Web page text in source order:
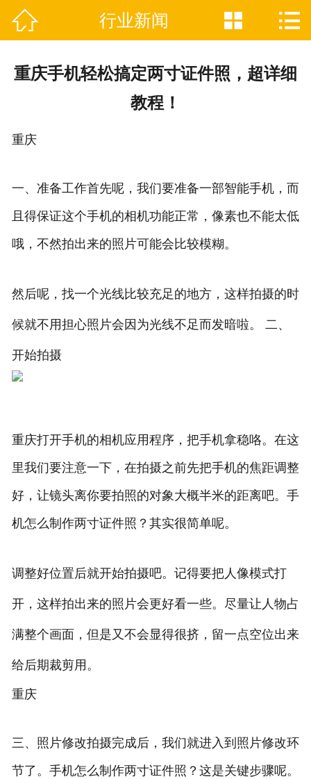
网站首页
 行业新闻  
重庆手机轻松搞定两寸证件照，超详细
教程！
重庆
一、准备工作首先呢，我们要准备一部智能手机，而
且得保证这个手机的相机功能正常，像素也不能太低
哦，不然拍出来的照片可能会比较模糊。
然后呢，找一个光线比较充足的地方，这样拍摄的时
候就不用担心照片会因为光线不足而发暗啦。 二、
开始拍摄
重庆打开手机的相机应用程序，把手机拿稳咯。在这
里我们要注意一下，在拍摄之前先把手机的焦距调整
好，让镜头离你要拍照的对象大概半米的距离吧。手
机怎么制作两寸证件照？其实很简单呢。
调整好位置后就开始拍摄吧。记得要把人像模式打
开，这样拍出来的照片会更好看一些。尽量让人物占
满整个画面，但是又不会显得很挤，留一点空位出来
给后期裁剪用。
重庆
三、照片修改拍摄完成后，我们就进入到照片修改环
节了。手机怎么制作两寸证件照？这是关键步骤呢。